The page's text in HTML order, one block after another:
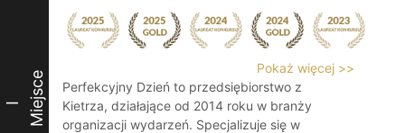
I Miejsce
Pokaż więcej >>
Perfekcyjny Dzień to przedsiębiorstwo z
Kietrza, działające od 2014 roku w branży
organizacji wydarzeń. Specjalizuje się w